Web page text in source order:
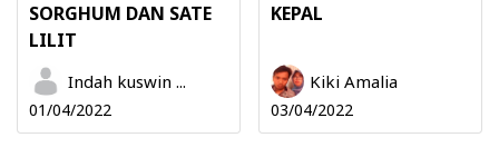
SORGHUM DAN SATE
LILIT
Indah kuswin ...
01/04/2022
KEPAL
Kiki Amalia
03/04/2022